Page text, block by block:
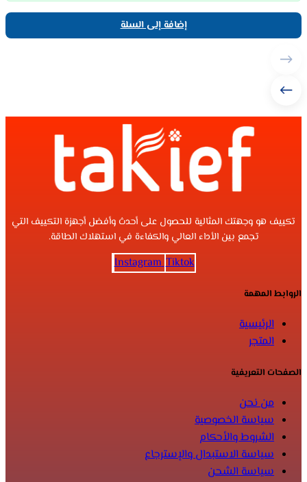
إضافة إلى السلة
تكييف هو وجهتك المثالية للحصول على أحدث وأفضل أجهزة التكييف التي
تجمع بين الأداء العالي والكفاءة في استهلاك الطاقة.
Instagram Tiktok
الروابط المهمة
الرئيسية
المتجر
الصفحات التعريفية
من نحن
سياسة الخصوصية
الشروط والأحكام
سياسة الاستبدال والإسترجاع
سياسة الشحن